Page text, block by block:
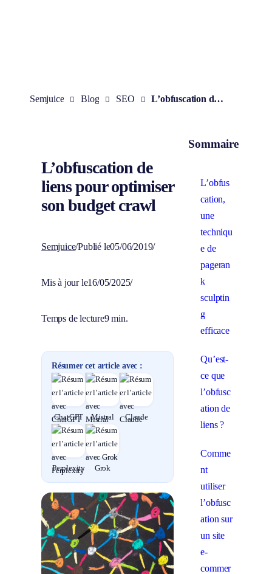
Semjuice Blog SEO L’obfuscation de liens pour optimiser son budget crawl
L’obfuscation de
liens pour optimiser
son budget crawl
Semjuice/Publié le05/06/2019/
Mis à jour le16/05/2025/
Temps de lecture9 min.
Résumer cet article avec :
ChatGPT Mistral Claude
Perplexity Grok
Sommaire
L’obfus
cation,
une
techniqu
e de
pageran
k
sculptin
g
efficace
Qu’est-
ce que
l’obfusc
ation de
liens ?
Comme
nt
utiliser
l’obfusc
ation sur
un site
e-
commer